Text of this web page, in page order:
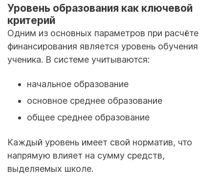
Уровень образования как ключевой
критерий
Одним из основных параметров при расчёте
финансирования является уровень обучения
ученика. В системе учитываются:
начальное образование
основное среднее образование
общее среднее образование
Каждый уровень имеет свой норматив, что
напрямую влияет на сумму средств,
выделяемых школе.